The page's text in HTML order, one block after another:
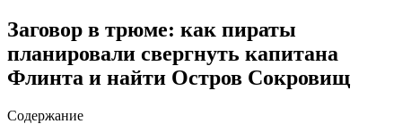
Заговор в трюме: как пираты
планировали свергнуть капитана
Флинта и найти Остров Сокровищ
Содержание